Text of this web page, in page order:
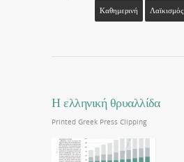
Καθημερινή Λαϊκισμός
Η ελληνική θρυαλλίδα
Printed Greek Press Clipping